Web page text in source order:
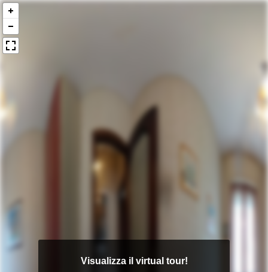
Visualizza il virtual tour!